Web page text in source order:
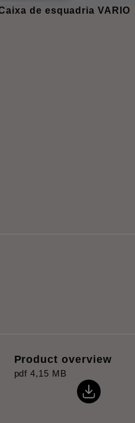
de esquadria VARIO
Product overview
pdf 4,15 MB